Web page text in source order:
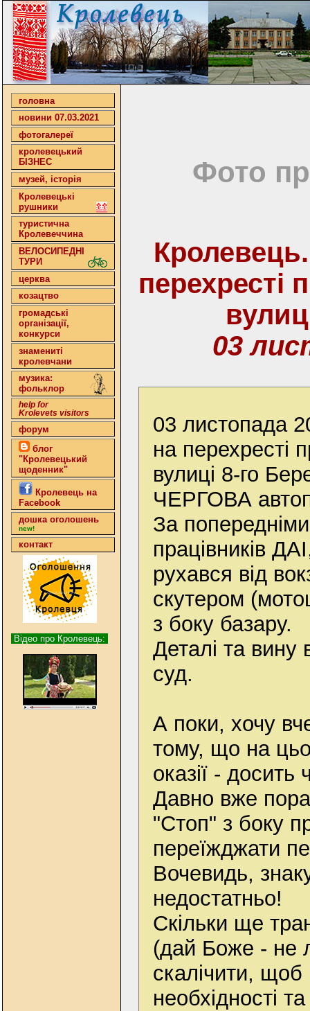
головна
новини 07.03.2021
фотогалереї
кролевецький
БІЗНЕС
музей, історія
Кролевецькі
рушники
туристична
Кролевеччина
ВЕЛОСИПЕДНІ
ТУРИ
церква
козацтво
громадські
організації,
конкурси
знамениті
кролевчани
музика:
фольклор
help for
Krolevets visitors
форум
блог
"Кролевецький
щоденник"
Кролевець на
Facebook
дошка оголошень
new!
контакт
Відео про Кролевець:
Фото
перехресті
03
03 листопада
на перехресті
вулиці 8-го
ЧЕРГОВА
За
працівників
рухався від
скутером
з боку базару.
Деталі та вину
суд.
А поки, хочу
тому, що на
оказії -
Давно вже
"Стоп" з боку
переїжджати
Вочевидь,
недостатньо!
Скільки ще
(дай Боже - не
скалічити, щоб
необхідності